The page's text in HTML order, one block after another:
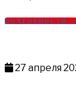
ПОДРОБНОСТИ
27 апреля